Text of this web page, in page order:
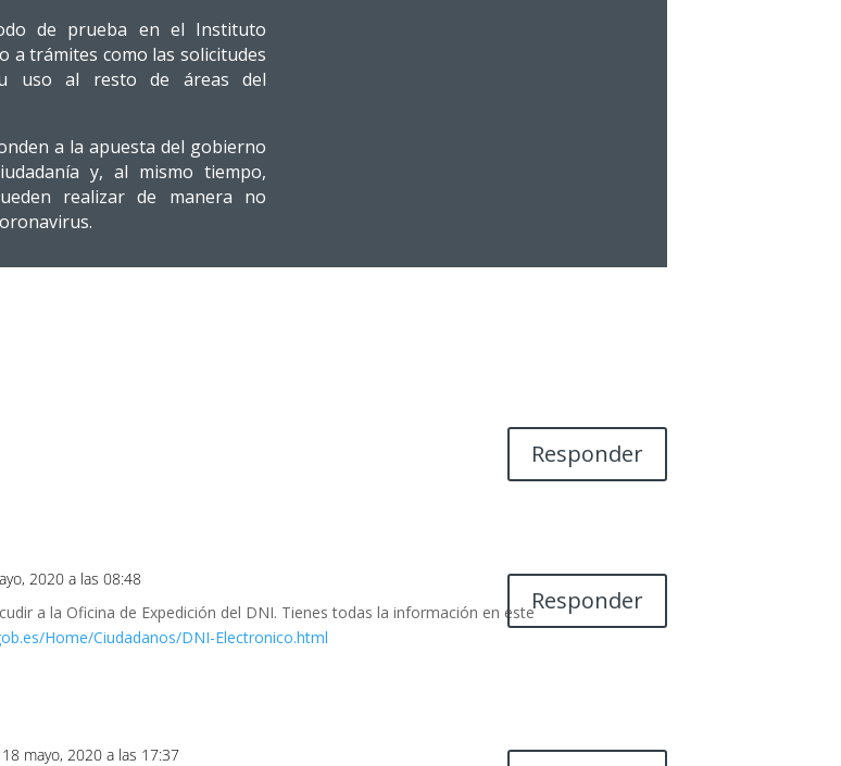
de prueba en el Instituto
a trámites como las solicitudes
uso al resto de áreas del
a la apuesta del gobierno
y, al mismo tiempo,
realizar de manera no
Responder
2020 a las 08:48
a la Oficina de Expedición del DNI. Tienes todas la información en este
Home/Ciudadanos/DNI-Electronico.html
Responder
mayo, 2020 a las 17:37